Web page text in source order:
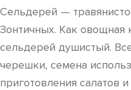
Сельдерей —
Зонтичных. Как овощная
сельдерей душистый.
черешки, семена
приготовления салатов